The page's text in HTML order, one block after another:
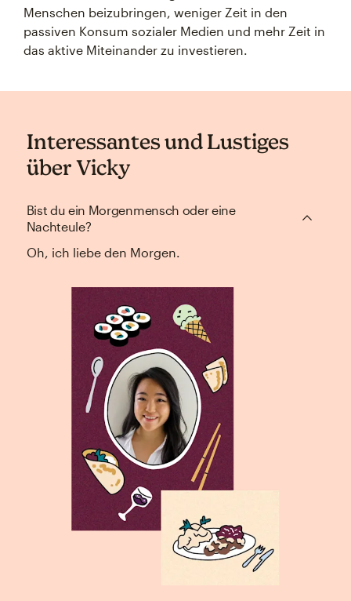
Menschen beizubringen, weniger Zeit in den
passiven Konsum sozialer Medien und mehr Zeit in
das aktive Miteinander zu investieren.
Interessantes und Lustiges
über Vicky
Bist du ein Morgenmensch oder eine
Nachteule?
Oh, ich liebe den Morgen.